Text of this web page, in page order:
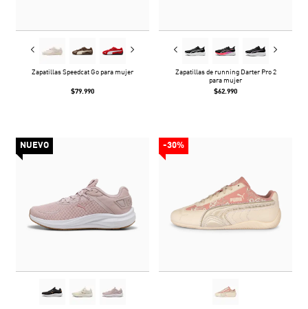
Zapatillas Speedcat Go para mujer
$79.990
Zapatillas de running Darter Pro 2
para mujer
$62.990
NUEVO -30%